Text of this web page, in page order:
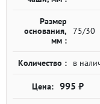
Размер
основания,
мм :
75/30
Количество : в
995 ₽